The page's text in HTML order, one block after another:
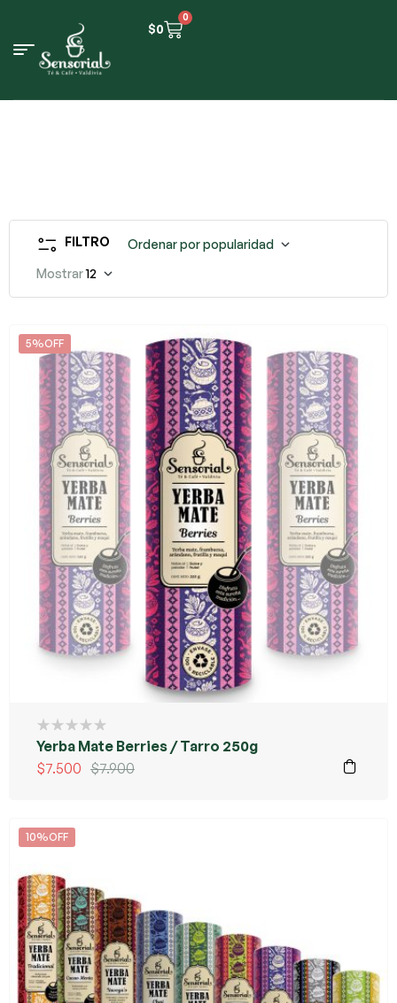
$0
0
FILTRO
Ordenar por popularidad
Mostrar12
5%OFF
Yerba Mate Berries / Tarro 250g
$7.900
$7.500
10%OFF